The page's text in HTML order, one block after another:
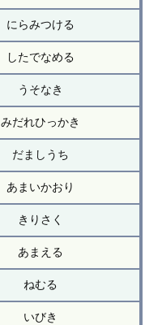
にらみつける
したでなめる
うそなき
みだれひっかき
だましうち
あまいかおり
きりさく
あまえる
ねむる
いびき